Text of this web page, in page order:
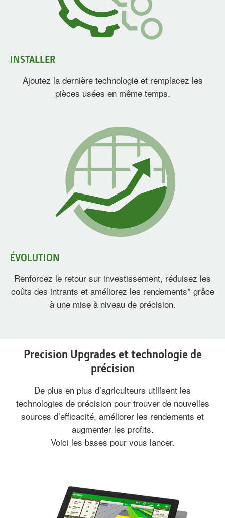
INSTALLER
Ajoutez la dernière technologie et remplacez les
pièces usées en même temps.
ÉVOLUTION
Renforcez le retour sur investissement, réduisez les
coûts des intrants et améliorez les rendements* grâce
à une mise à niveau de précision.
Precision Upgrades et technologie de
précision
De plus en plus d’agriculteurs utilisent les
technologies de précision pour trouver de nouvelles
sources d’efficacité, améliorer les rendements et
augmenter les profits.
Voici les bases pour vous lancer.